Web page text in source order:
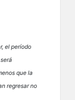
el período
que la
regresar no